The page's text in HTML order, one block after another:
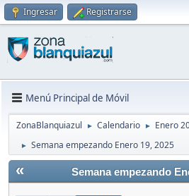
Ingresar Registrarse
Menú Principal de Móvil
ZonaBlanquiazul ► Calendario ► Enero
► Semana empezando Enero 19, 2025
« Semana empezando